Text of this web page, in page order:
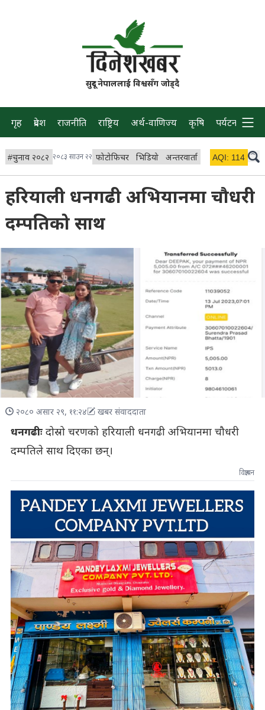
सुदूर नेपाललाई विश्वसँग जोड्दै
गृह प्रदेश राजनीति राष्ट्रिय अर्थ-वाणिज्य कृषि पर्यटन प्रवास
#चुनाव २०८२ २०८३ साउन २२ फोटोफिचर भिडियो अन्तरवार्ता विचार/ब्लग
AQI: 114
हरियाली धनगढी अभियानमा चौधरी
दम्पतिको साथ
२०८० असार २९, ११:२४ खबर संवाददाता
धनगढीःदोस्रो चरणको हरियाली धनगढी अभियानमा चौधरी
दम्पतिले साथ दिएका छन्।
विज्ञापन